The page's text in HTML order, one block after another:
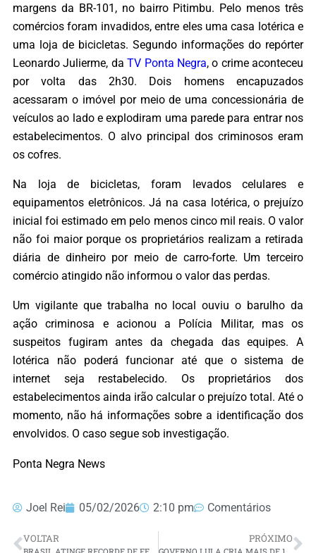
margens da BR-101, no bairro Pitimbu. Pelo menos três
comércios foram invadidos, entre eles uma casa lotérica e
uma loja de bicicletas. Segundo informações do repórter
Leonardo Julierme, daTV Ponta Negra, o crime aconteceu
por volta das 2h30. Dois homens encapuzados
acessaram o imóvel por meio de uma concessionária de
veículos ao lado e explodiram uma parede para entrar nos
estabelecimentos. O alvo principal dos criminosos eram
os cofres.
Na loja de bicicletas, foram levados celulares e
equipamentos eletrônicos. Já na casa lotérica, o prejuízo
inicial foi estimado em pelo menos cinco mil reais. O valor
não foi maior porque os proprietários realizam a retirada
diária de dinheiro por meio de carro-forte. Um terceiro
comércio atingido não informou o valor das perdas.
Um vigilante que trabalha no local ouviu o barulho da
ação criminosa e acionou a Polícia Militar, mas os
suspeitos fugiram antes da chegada das equipes. A
lotérica não poderá funcionar até que o sistema de
internet seja restabelecido. Os proprietários dos
estabelecimentos ainda irão calcular o prejuízo total. Até o
momento, não há informações sobre a identificação dos
envolvidos. O caso segue sob investigação.
Ponta Negra News
Joel Rei 05/02/2026 2:10 pm Comentários
VOLTAR PRÓXIMO